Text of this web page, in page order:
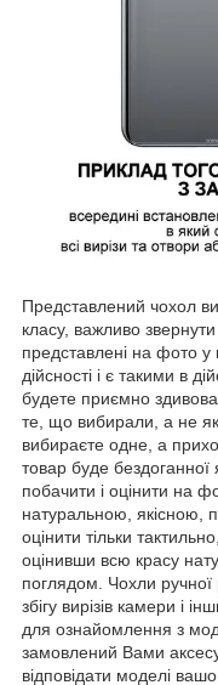
Представлений чохол
класу, важливо
представлені на фото у
дійсності і є такими в
будете приємно
те, що вибирали, а не як
вибираєте одне, а
товар буде бездоганної
побачити і оцінити на
натуральною, якісною,
оцінити тільки
оцінивши всю красу
поглядом. Чохли
збігу вирізів камери і
для ознайомлення з
замовлений Вами
відповідати моделі